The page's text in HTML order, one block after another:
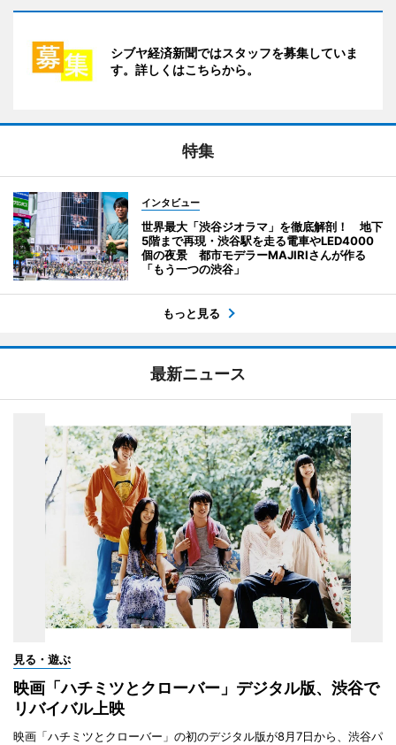
シブヤ経済新聞ではスタッフを募集していま
す。詳しくはこちらから。
特集
インタビュー
世界最大「渋谷ジオラマ」を徹底解剖！ 地下
5階まで再現・渋谷駅を走る電車やLED4000
個の夜景 都市モデラーMAJIRIさんが作る
「もう一つの渋谷」
もっと見る
最新ニュース
見る・遊ぶ
映画「ハチミツとクローバー」デジタル版、渋谷で
リバイバル上映
映画「ハチミツとクローバー」の初のデジタル版が8月7日から、渋谷パ